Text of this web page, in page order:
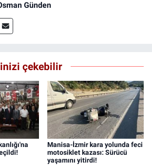
Günden
çekebilir
Manisa-İzmir kara yolunda feci
motosiklet kazası: Sürücü
yaşamını yitirdi!